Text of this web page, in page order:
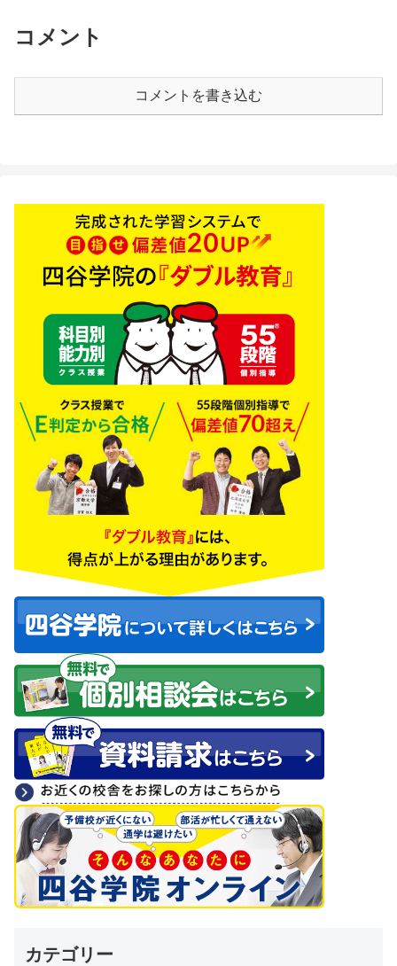
コメント
コメントを書き込む
カテゴリー